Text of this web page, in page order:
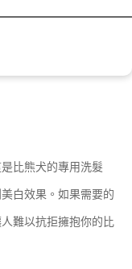
比熊犬的專用洗髮
白效果。如果需要的
難以抗拒擁抱你的比